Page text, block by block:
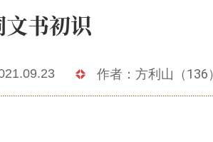
肃祖祠
作者：方利山（136）